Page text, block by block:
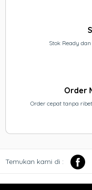
Stok Ready
Order
Order cepat tanpa
Temukan kami di :